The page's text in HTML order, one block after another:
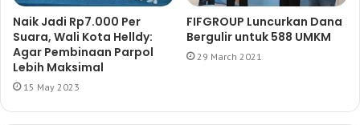
Naik Jadi Rp7.000 Per
Suara, Wali Kota Helldy:
Agar Pembinaan Parpol
Lebih Maksimal
15 May 2023
FIFGROUP Luncurkan Dana
Bergulir untuk 588 UMKM
29 March 2021